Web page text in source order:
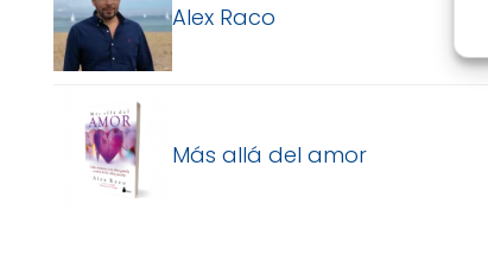
Alex Raco
Más allá del amor